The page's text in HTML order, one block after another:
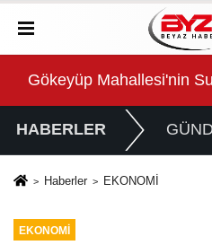
Süper Enduro’da start
HABERLER
Haberler EKONOMİ
EKONOMİ